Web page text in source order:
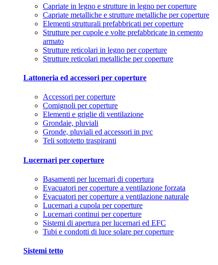
Capriate in legno e strutture in legno per coperture
Capriate metalliche e strutture metalliche per coperture
Elementi strutturali prefabbricati per coperture
Strutture per cupole e volte prefabbricate in cemento
armato
Strutture reticolari in legno per coperture
Strutture reticolari metalliche per coperture
Lattoneria ed accessori per coperture
Accessori per coperture
Comignoli per coperture
Elementi e griglie di ventilazione
Grondaie, pluviali
Gronde, pluviali ed accessori in pvc
Teli sottotetto traspiranti
Lucernari per coperture
Basamenti per lucernari di copertura
Evacuatori per coperture a ventilazione forzata
Evacuatori per coperture a ventilazione naturale
Lucernari a cupola per coperture
Lucernari continui per coperture
Sistemi di apertura per lucernari ed EFC
Tubi e condotti di luce solare per coperture
Sistemi tetto